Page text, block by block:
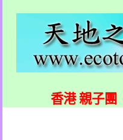
香港 親子團